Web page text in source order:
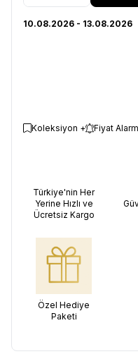
10.08.2026 - 13.08.2026
Koleksiyon + Fiyat
Türkiye'nin Her
Yerine Hızlı ve
Ücretsiz Kargo
Özel Hediye
Paketi